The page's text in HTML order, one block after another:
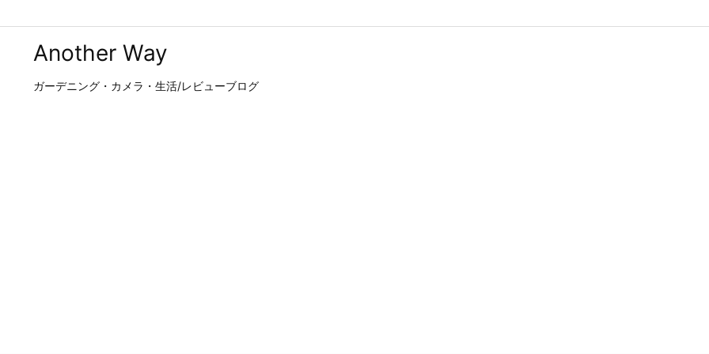
Another Way
ガーデニング・カメラ・生活/レビューブログ